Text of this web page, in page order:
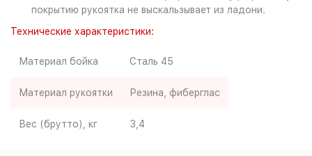
покрытию рукоятка не выскальзывает из ладони.
Технические характеристики:
Материал бойка Сталь 45
Материал рукоятки Резина, фиберглас
Вес (брутто), кг 3,4